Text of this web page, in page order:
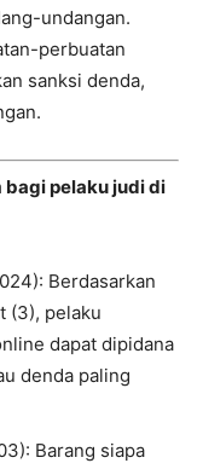
undangan.
perbuatan
sanksi denda,
bagi pelaku judi di
Berdasarkan
(3), pelaku
dapat dipidana
denda paling
Barang siapa